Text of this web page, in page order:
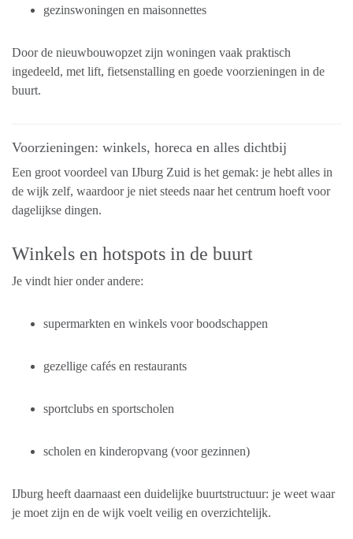
gezinswoningen en maisonnettes
Door de nieuwbouwopzet zijn woningen vaak praktisch
ingedeeld, met lift, fietsenstalling en goede voorzieningen in de
buurt.
Voorzieningen: winkels, horeca en alles dichtbij
Een groot voordeel van IJburg Zuid is het gemak: je hebt alles in
de wijk zelf, waardoor je niet steeds naar het centrum hoeft voor
dagelijkse dingen.
Winkels en hotspots in de buurt
Je vindt hier onder andere:
supermarkten en winkels voor boodschappen
gezellige cafés en restaurants
sportclubs en sportscholen
scholen en kinderopvang (voor gezinnen)
IJburg heeft daarnaast een duidelijke buurtstructuur: je weet waar
je moet zijn en de wijk voelt veilig en overzichtelijk.